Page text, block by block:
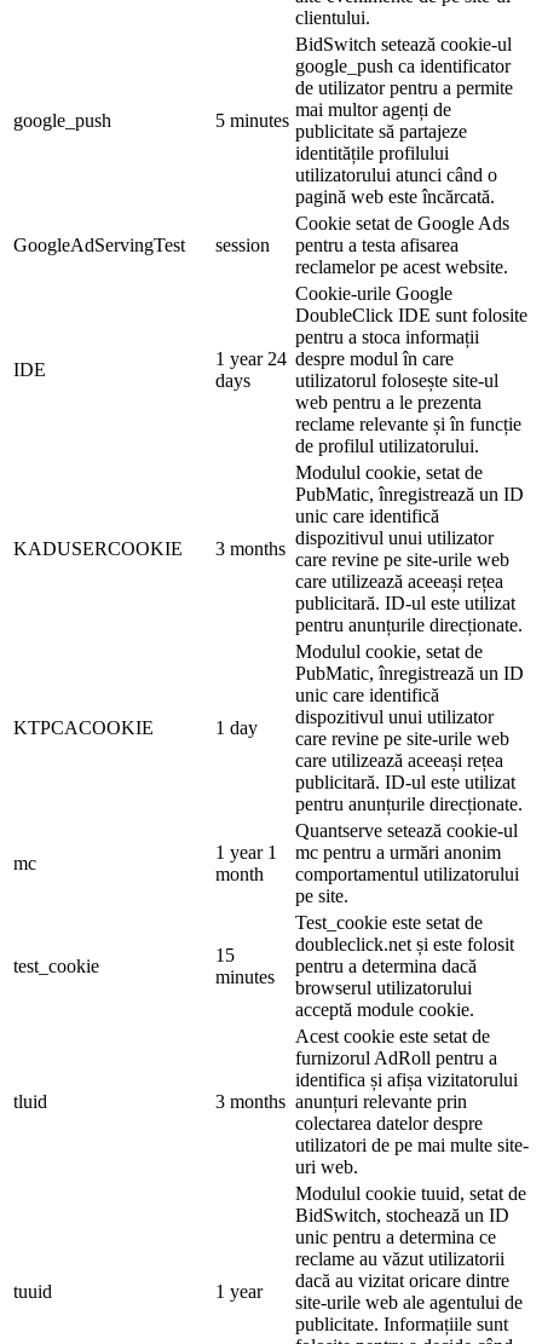
clientului.
google_push 5 minutes
BidSwitch setează cookie-ul
google_push ca identificator
de utilizator pentru a permite
mai multor agenți de
publicitate să partajeze
identitățile profilului
utilizatorului atunci când o
pagină web este încărcată.
GoogleAdServingTest session
Cookie setat de Google Ads
pentru a testa afisarea
reclamelor pe acest website.
IDE
1 year 24
days
Cookie-urile Google
DoubleClick IDE sunt folosite
pentru a stoca informații
despre modul în care
utilizatorul folosește site-ul
web pentru a le prezenta
reclame relevante și în funcție
de profilul utilizatorului.
KADUSERCOOKIE 3 months
Modulul cookie, setat de
PubMatic, înregistrează un ID
unic care identifică
dispozitivul unui utilizator
care revine pe site-urile web
care utilizează aceeași rețea
publicitară. ID-ul este utilizat
pentru anunțurile direcționate.
KTPCACOOKIE 1 day
Modulul cookie, setat de
PubMatic, înregistrează un ID
unic care identifică
dispozitivul unui utilizator
care revine pe site-urile web
care utilizează aceeași rețea
publicitară. ID-ul este utilizat
pentru anunțurile direcționate.
mc
1 year 1
month
Quantserve setează cookie-ul
mc pentru a urmări anonim
comportamentul utilizatorului
pe site.
test_cookie
15
minutes
Test_cookie este setat de
doubleclick.net și este folosit
pentru a determina dacă
browserul utilizatorului
acceptă module cookie.
tluid 3 months
Acest cookie este setat de
furnizorul AdRoll pentru a
identifica și afișa vizitatorului
anunțuri relevante prin
colectarea datelor despre
utilizatori de pe mai multe site-
uri web.
tuuid 1 year
Modulul cookie tuuid, setat de
BidSwitch, stochează un ID
unic pentru a determina ce
reclame au văzut utilizatorii
dacă au vizitat oricare dintre
site-urile web ale agentului de
publicitate. Informațiile sunt